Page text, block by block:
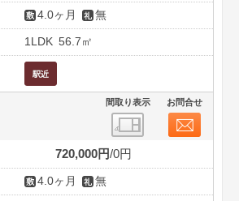
4.0ヶ月 無
1LDK 56.7㎡
間取り表示 お問合せ
720,000円 0円
4.0ヶ月 無